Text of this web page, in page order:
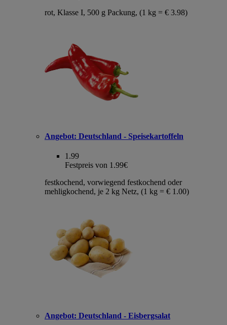
rot, Klasse I, 500 g Packung, (1 kg = € 3.98)
Angebot: Deutschland - Speisekartoffeln
1.99
Festpreis von 1.99€
festkochend, vorwiegend festkochend oder
mehligkochend, je 2 kg Netz, (1 kg = € 1.00)
Angebot: Deutschland - Eisbergsalat